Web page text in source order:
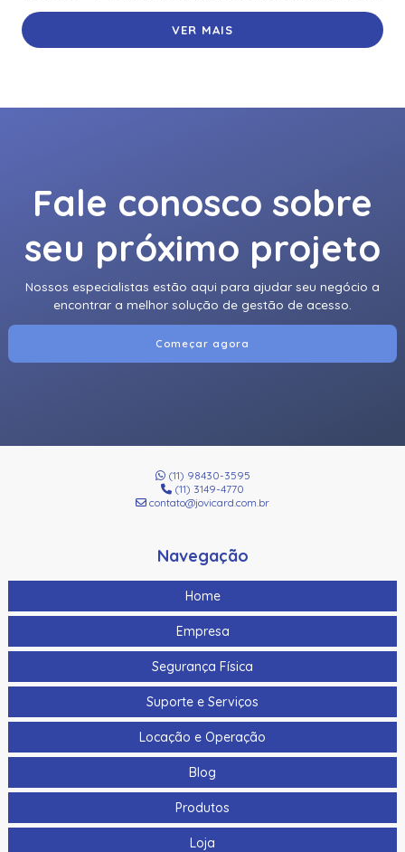
VER MAIS
Fale conosco sobre
seu próximo projeto
Nossos especialistas estão aqui para ajudar seu negócio a
encontrar a melhor solução de gestão de acesso.
Começar agora
(11) 98430-3595
(11) 3149-4770
contato@jovicard.com.br
Navegação
Home
Empresa
Segurança Física
Suporte e Serviços
Locação e Operação
Blog
Produtos
Loja